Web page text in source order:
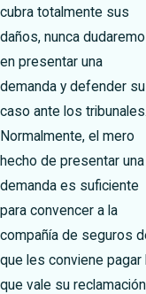
cubra totalmente sus
daños, nunca
en presentar una
demanda y defender su
caso ante los tribunales.
Normalmente, el mero
hecho de presentar una
demanda es suficiente
para convencer a la
compañía de seguros
que les conviene pagar
que vale su